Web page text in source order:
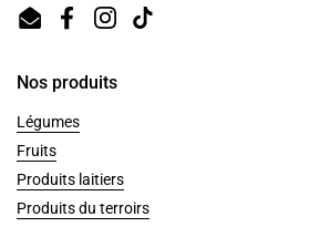
EmailFacebookInstagram
TikTok
Nos produits
Légumes
Fruits
Produits laitiers
Produits du terroirs